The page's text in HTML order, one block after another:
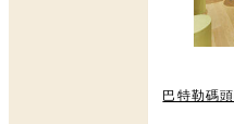
巴特勒碼